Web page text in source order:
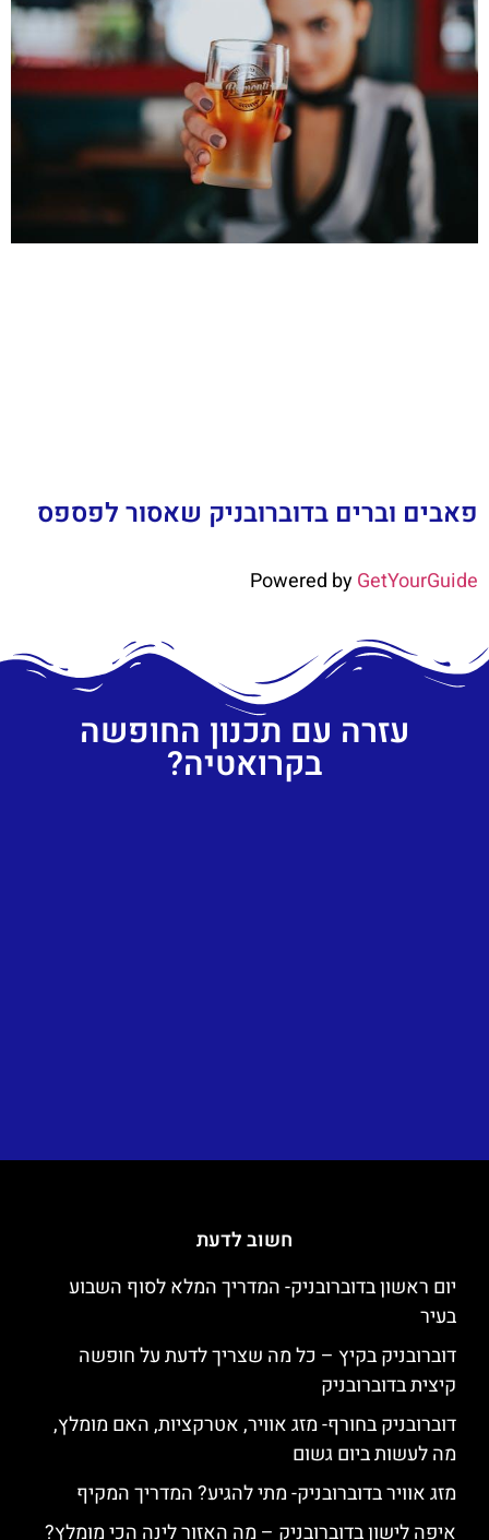
פאבים וברים בדוברובניק שאסור לפספס
Powered byGetYourGuide
עזרה עם תכנון החופשה
בקרואטיה?
חשוב לדעת
יום ראשון בדוברובניק- המדריך המלא לסוף השבוע
בעיר
דוברובניק בקיץ – כל מה שצריך לדעת על חופשה
קיצית בדוברובניק
דוברובניק בחורף- מזג אוויר, אטרקציות, האם מומלץ,
מה לעשות ביום גשום
מזג אוויר בדוברובניק- מתי להגיע? המדריך המקיף
איפה לישון בדוברובניק – מה האזור לינה הכי מומלץ?